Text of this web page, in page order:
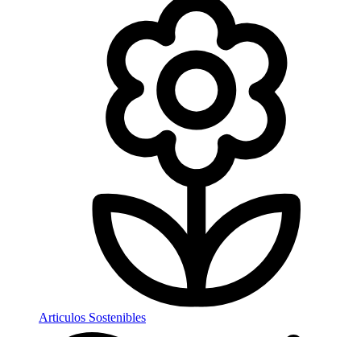
Articulos Sostenibles